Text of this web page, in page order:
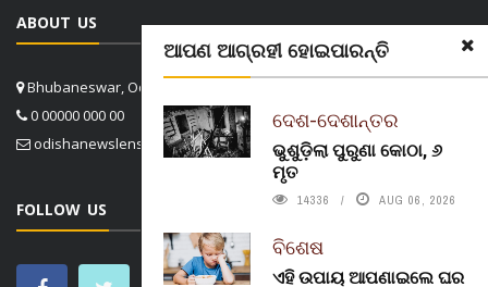
ଆପଣ ଆଗ୍ରହୀ ହୋଇପାରନ୍ତି
ଦେଶ-ଦେଶାନ୍ତର
ଭୁଶୁଡ଼ିଲା ପୁରୁଣା କୋଠା, ୬
ମୃତ
14336 AUG 06, 2026
ବିଶେଷ
ଏହି ଉପାୟ ଆପଣାଇଲେ ଘର
ABOUT US
Bhubaneswar, Odisha, India
0 00000 000 00
odishanewslens@gmail.com
FOLLOW US